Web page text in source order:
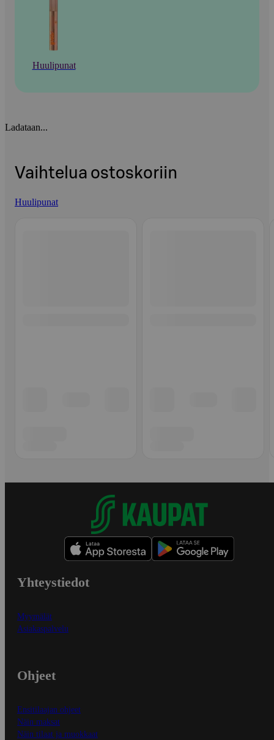
Huulipunat
Ladataan...
Vaihtelua ostoskoriin
Huulipunat
Yhteystiedot
Myymälät
Asiakaspalvelu
Ohjeet
Ensitilaajan ohjeet
Näin maksat
Näin tilaat ja muokkaat